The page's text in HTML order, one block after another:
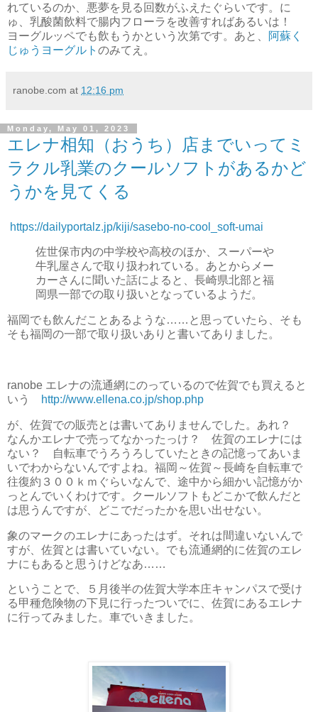
れているのか、悪夢を見る回数がふえたぐらいです。に
ゅ、乳酸菌飲料で腸内フローラを改善すればあるいは！
ヨーグルッペでも飲もうかという次第です。あと、
阿蘇く
じゅうヨーグルト のみてえ。
ranobe.com at 12:16 pm
Monday, May 01, 2023
エレナ相知（おうち）店までいってミ
ラクル乳業のクールソフトがあるかど
うかを見てくる
https://dailyportalz.jp/kiji/sasebo-no-cool_soft-umai
佐世保市内の中学校や高校のほか、スーパーや
牛乳屋さんで取り扱われている。あとからメー
カーさんに聞いた話によると、長崎県北部と福
岡県一部での取り扱いとなっているようだ。
福岡でも飲んだことあるような……と思っていたら、そも
そも福岡の一部で取り扱いありと書いてありました。
ranobe エレナの流通網にのっているので佐賀でも買えると
いう
http://www.ellena.co.jp/shop.php
が、佐賀での販売とは書いてありませんでした。あれ？
なんかエレナで売ってなかったっけ？ 佐賀のエレナには
ない？ 自転車でうろうろしていたときの記憶ってあいま
いでわからないんですよね。福岡～佐賀～長崎を自転車で
往復約３００ｋｍぐらいなんで、途中から細かい記憶がか
っとんでいくわけです。クールソフトもどこかで飲んだと
は思うんですが、どこでだったかを思い出せない。
象のマークのエレナにあったはず。それは間違いないんで
すが、佐賀とは書いていない。でも流通網的に佐賀のエレ
ナにもあると思うけどなあ……
ということで、５月後半の佐賀大学本庄キャンパスで受け
る甲種危険物の下見に行ったついでに、佐賀にあるエレナ
に行ってみました。車でいきました。